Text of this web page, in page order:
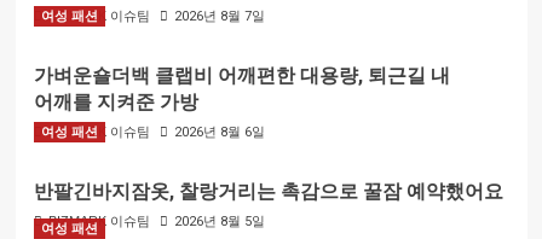
BIZMARK 이슈팀 2026년 8월 7일
여성 패션
가벼운숄더백 클랩비 어깨편한 대용량, 퇴근길 내
어깨를 지켜준 가방
BIZMARK 이슈팀 2026년 8월 6일
여성 패션
반팔긴바지잠옷, 찰랑거리는 촉감으로 꿀잠 예약했어요
BIZMARK 이슈팀 2026년 8월 5일
여성 패션